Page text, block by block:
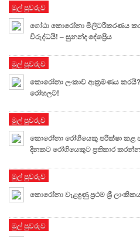
මුල් පුවරුව
ගෝඨා කොරෝනා මිලිටරීකරණය
විරුද්ධයි! – සුනන්ද දේශප්‍රිය
මුල් පුවරුව
කොරෝනා ලංකාව ආක්‍රමණය
රෝහලට!
මුල් පුවරුව
කොරෝනා රෝගීයෙකු පරික්ෂා කළ
දිනකට රෝගියෙකුට ප්‍රතිකාර
මුල් පුවරුව
කොරෝනා වැළඳුණු ප්‍රථම ශ්‍රී
මුල් පුවරුව